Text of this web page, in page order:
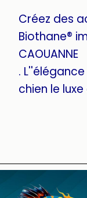
Créez des
Biothane®
CAOUANNE
.
chien le